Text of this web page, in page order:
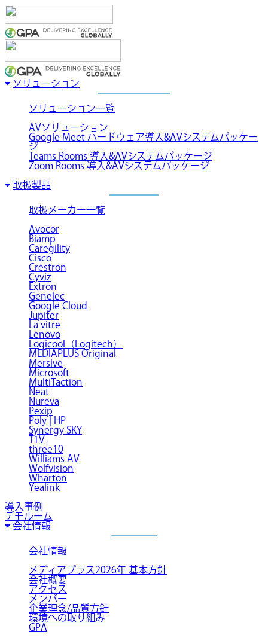
ソリューション
ソリューション一覧
AVソリューション
Google Meet ハードウェア導入&AVシステムパッケー
ジ
Teams Rooms 導入&AVシステムパッケージ
Zoom Rooms 導入&AVシステムパッケージ
取扱製品
取扱メーカー一覧
Avocor
Biamp
Caregility
Cisco
Crestron
Cyviz
Extron
Genelec
Google Cloud
Jupiter
La vitre
Lenovo
Logicool（Logitech）
MEDIAPLUS Original
Mersive
Microsoft
MultiTaction
Neat
Nureva
Pexip
Poly | HP
Synergy SKY
T1V
three10
Williams AV
Wolfvision
Wharton
Yealink
導入事例
デモルーム
会社情報
会社情報
メディアプラス2026年 基本方針
会社概要
アクセス
メンバー
企業理念/品質方針
環境への取り組み
GPA